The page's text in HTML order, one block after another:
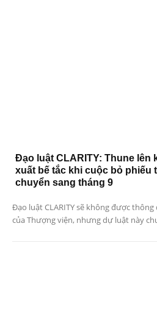
Đạo luật CLARITY: Thune lên
xuất bế tắc khi cuộc bỏ phiếu
chuyển sang tháng 9
Đạo luật CLARITY sẽ không được
của Thượng viện, nhưng dự luật này